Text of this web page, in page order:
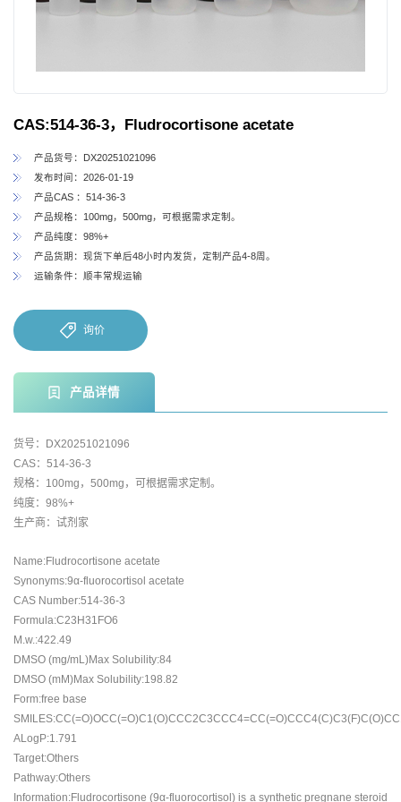
CAS:514-36-3，Fludrocortisone acetate
产品货号：DX20251021096
发布时间：2026-01-19
产品CAS ：514-36-3
产品规格：100mg，500mg，可根据需求定制。
产品纯度：98%+
产品货期：现货下单后48小时内发货，定制产品4-8周。
运输条件：顺丰常规运输
询价
产品详情
货号：DX20251021096
CAS：514-36-3
规格：100mg，500mg，可根据需求定制。
纯度：98%+
生产商：试剂家
Name:Fludrocortisone acetate
Synonyms:9α-fluorocortisol acetate
CAS Number:514-36-3
Formula:C23H31FO6
M.w.:422.49
DMSO (mg/mL)Max Solubility:84
DMSO (mM)Max Solubility:198.82
Form:free base
ALogP:1.791
Target:Others
Pathway:Others
Information:Fludrocortisone (9α-fluorocortisol) is a synthetic pregnane steroid